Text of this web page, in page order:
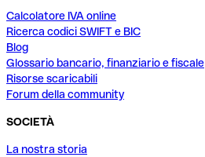
Calcolatore IVA online
Ricerca codici SWIFT e BIC
Blog
Glossario bancario, finanziario e fiscale
Risorse scaricabili
Forum della community
SOCIETÀ
La nostra storia